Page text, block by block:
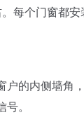
个门窗都安
的内侧墙角，
。